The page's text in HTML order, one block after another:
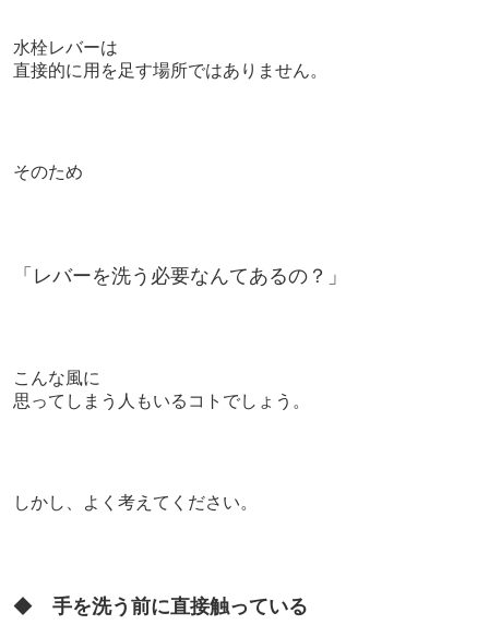
水栓レバーは
直接的に用を足す場所ではありません。
そのため
「レバーを洗う必要なんてあるの？」
こんな風に
思ってしまう人もいるコトでしょう。
しかし、よく考えてください。
◆ 手を洗う前に直接触っている